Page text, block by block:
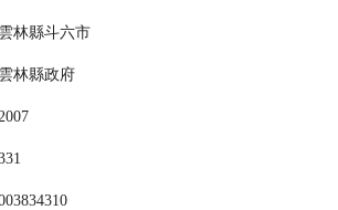
雲林縣斗六市
雲林縣政府
2007